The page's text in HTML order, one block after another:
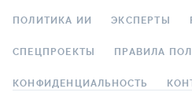
ПОЛИТИКА ИИ ЭКСПЕРТЫ
СПЕЦПРОЕКТЫ ПРАВИЛА
КОНФИДЕНЦИАЛЬНОСТЬ